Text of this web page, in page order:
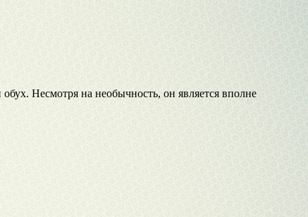
Несмотря на необычность, он является вполне